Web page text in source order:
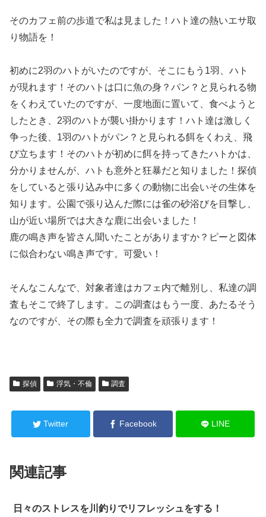
そのカフェ前の歩道で私は見ました！ハト達の熱いエサ取
り物語を！
初めに2羽のハトがいたのですが、そこにもう1羽、ハト
が現れます！そのハトは口に魚の身？パン？と見られる物
をくわえていたのですが、一度地面に置いて、食べようと
したとき、2羽のハトが襲い掛かります！ハト達は激しく
争った後、1羽のハトがパン？と見られる餌をくわえ、飛
び立ちます！そのハトが初めに餌を持ってきたハトかは、
分かりませんが、ハトも意外と狂暴だと知りました！探偵
をしていると張り込み中に多くの動物に出会いその生体を
知ります。公園で張り込んだ際には雀の砂浴びを目撃し、
山が近い場所では大きな鹿に出会いました！
鹿の鳴き声を皆さん聞いたことがありますか？ピーと図体
に似合わない鳴き声です。可愛い！
そんなこんなで、対象者達はカフェ内で離別し、私達の調
査もそこで終了します。この調査はもう一度、あたるそう
なのですが、その際も全力で調査を頑張ります！
探偵 浮気・不倫 調査
Twitter Facebook LINE
関連記事
日々のストレスを川釣りでリフレッシュをする！